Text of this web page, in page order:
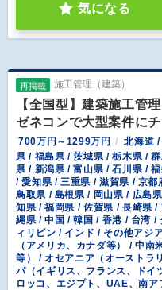
気になる
再掲載 施工管理（建築）
【全国型】建築施工管
ゼネコンで大型案件に
700万円～1299万円
北海道
県 / 福島県 / 茨城県 / 栃木県 /
県 / 新潟県 / 富山県 / 石川県 /
/ 愛知県 / 三重県 / 滋賀県 / 京
鳥取県 / 島根県 / 岡山県 / 広島
知県 / 福岡県 / 佐賀県 / 長崎県
縄県 / 中国 / 韓国 / 香港 / 台湾 /
ィリピン / インド / その他アジ
（アメリカ、カナダ等） / 中
等） / オセアニア（オーストラ
パ（イギリス、フランス、ドイ
ロッコ、エジプト、UAE、南